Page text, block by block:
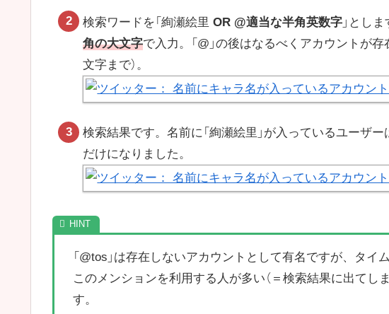
検索ワードを「絢瀬絵里OR @適当な半角英数字 」とし
角の大文字で入力。「@」の後はなるべくアカウントが
文字まで）。
検索結果です。名前に「絢瀬絵里」が入っているユーザ
だけになりました。
「@tos」は存在しないアカウントとして有名ですが、タ
このメンションを利用する人が多い（＝検索結果に出てし
す。